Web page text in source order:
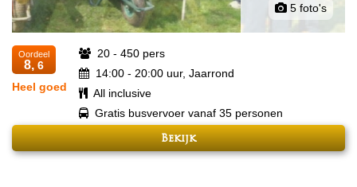
5 foto's
Oordeel
8, 6
Heel goed
20 - 450 pers
14:00 - 20:00 uur, Jaarrond
All inclusive
Gratis busvervoer vanaf 35 personen
Bekijk